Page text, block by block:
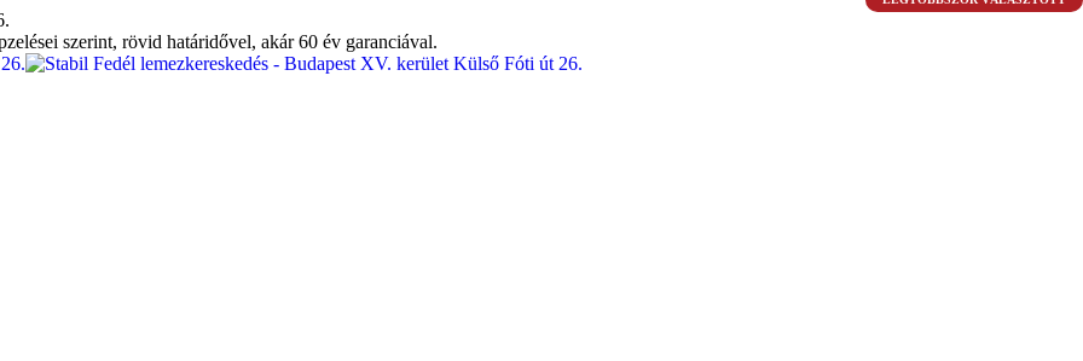
szerint, rövid határidővel, akár 60 év garanciával.